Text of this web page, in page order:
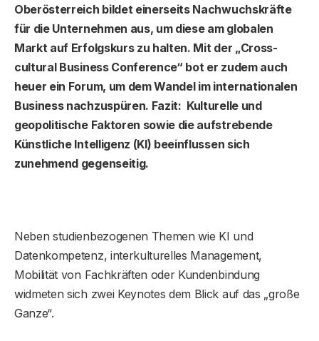
Oberösterreich bildet einerseits Nachwuchskräfte
für die Unternehmen aus, um diese am globalen
Markt auf Erfolgskurs zu halten. Mit der „Cross-
cultural Business Conference“ bot er zudem auch
heuer ein Forum, um dem Wandel im internationalen
Business nachzuspüren. Fazit: Kulturelle und
geopolitische Faktoren sowie die aufstrebende
Künstliche Intelligenz (KI) beeinflussen sich
zunehmend gegenseitig.
Neben studienbezogenen Themen wie KI und
Datenkompetenz, interkulturelles Management,
Mobilität von Fachkräften oder Kundenbindung
widmeten sich zwei Keynotes dem Blick auf das „große
Ganze“.